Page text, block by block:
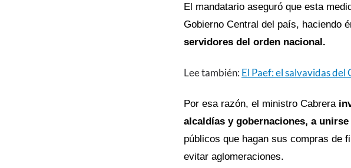
El mandatario aseguró que esta
Gobierno Central del país, haciendo
servidores del orden nacional.
Lee también: El Paef: el salvavidas del
Por esa razón, el ministro Cabrera
alcaldías y gobernaciones, a
públicos que hagan sus compras de
evitar aglomeraciones.